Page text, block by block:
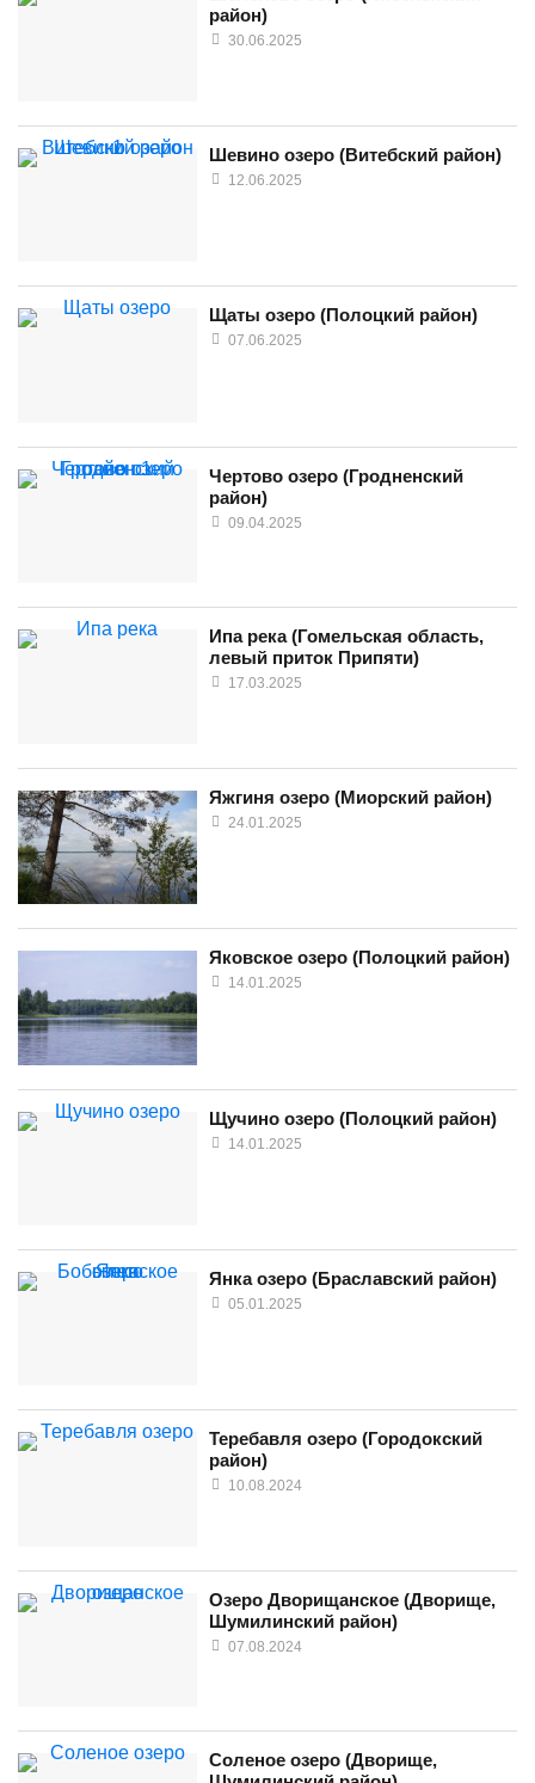
район)
30.06.2025
Шевино озеро (Витебский район)
12.06.2025
Щаты озеро (Полоцкий район)
07.06.2025
Чертово озеро (Гродненский
район)
09.04.2025
Ипа река (Гомельская область,
левый приток Припяти)
17.03.2025
Яжгиня озеро (Миорский район)
24.01.2025
Яковское озеро (Полоцкий район)
14.01.2025
Щучино озеро (Полоцкий район)
14.01.2025
Янка озеро (Браславский район)
05.01.2025
Теребавля озеро (Городокский
район)
10.08.2024
Озеро Дворищанское (Дворище,
Шумилинский район)
07.08.2024
Соленое озеро (Дворище,